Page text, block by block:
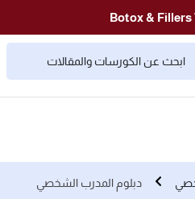
Botox &
دبلوم المدرب الشخصي